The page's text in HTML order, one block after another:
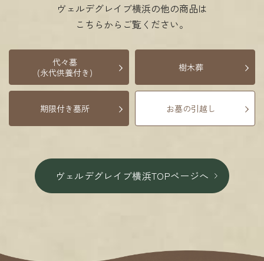
ヴェルデグレイブ横浜の他の商品は
こちらからご覧ください。
代々墓
(永代供養付き)
樹木葬
期限付き墓所 お墓の引越し
ヴェルデグレイブ横浜TOPページへ